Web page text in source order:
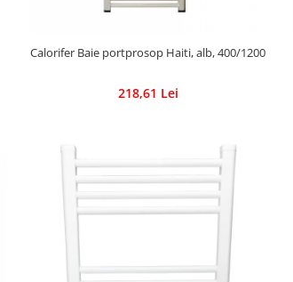
Calorifer Baie portprosop Haiti, alb, 400/1200
218,61 Lei